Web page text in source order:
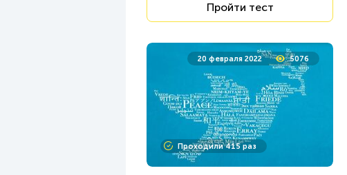
Пройти тест
20 февраля 2022 5076
Проходили 415 раз